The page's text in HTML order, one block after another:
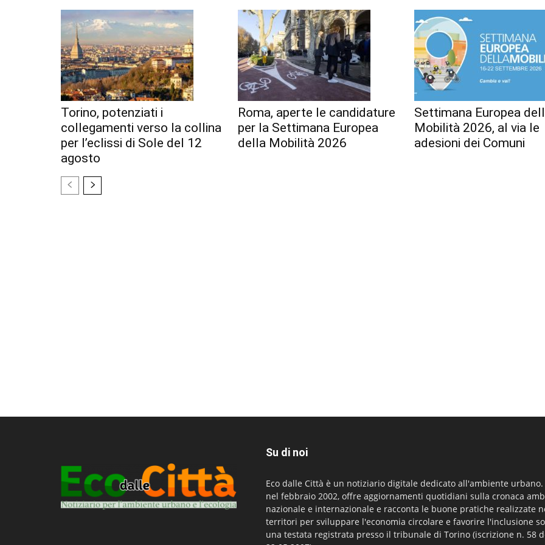
Torino, potenziati i
collegamenti verso la collina
per l’eclissi di Sole del 12
agosto
Roma, aperte le candidature
per la Settimana Europea
della Mobilità 2026
Settimana Europea
Mobilità 2026, al via le
adesioni dei Comuni
Su di noi
Eco dalle Città è un notiziario digitale dedicato all'ambiente
nel febbraio 2002, offre aggiornamenti quotidiani sulla cronaca
nazionale e internazionale e racconta le buone pratiche realizzate
territori per sviluppare l'economia circolare e favorire l'inclusione
una testata registrata presso il tribunale di Torino (iscrizione n. 58